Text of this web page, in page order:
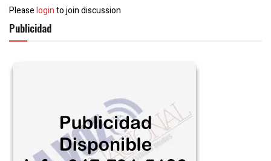
Pleaseloginto join discussion
Publicidad